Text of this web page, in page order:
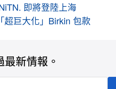
即將登陸上海
超巨大化」Birkin 包款
新情報。